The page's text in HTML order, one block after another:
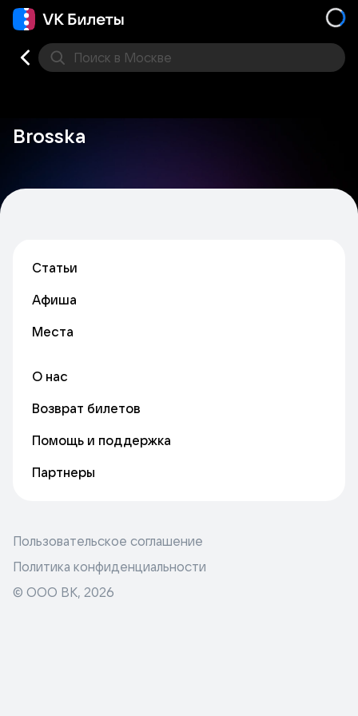
Поиск в Москве
Brosska
Статьи
Афиша
Места
О нас
Возврат билетов
Помощь и поддержка
Партнеры
Пользовательское соглашение
Политика конфиденциальности
© ООО ВК, 2026